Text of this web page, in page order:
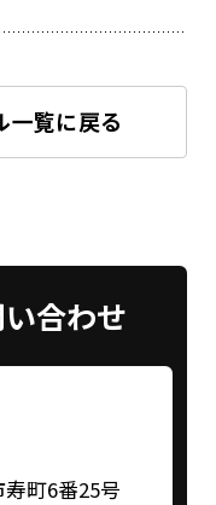
一覧に戻る
合わせ
町6番25号